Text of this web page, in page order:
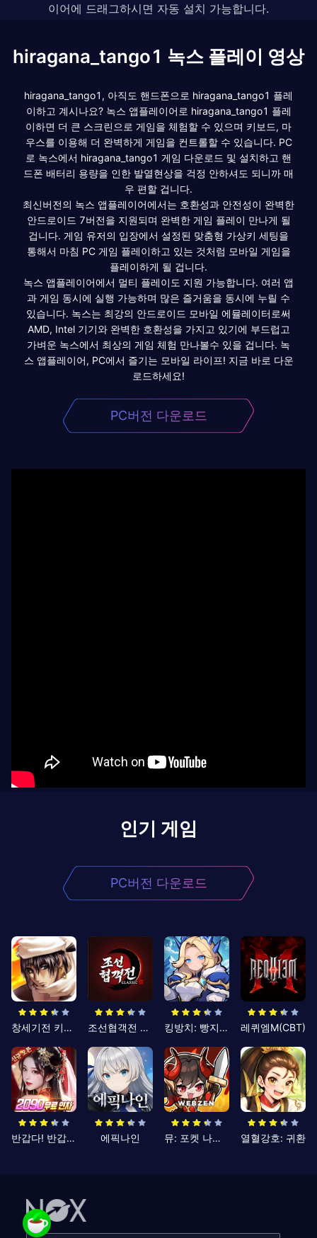
이어에 드래그하시면 자동 설치 가능합니다.
hiragana_tango1 녹스 플레이 영상
hiragana_tango1, 아직도 핸드폰으로 hiragana_tango1 플레
이하고 계시나요? 녹스 앱플레이어로 hiragana_tango1 플레
이하면 더 큰 스크린으로 게임을 체험할 수 있으며 키보드, 마
우스를 이용해 더 완벽하게 게임을 컨트롤할 수 있습니다. PC
로 녹스에서 hiragana_tango1 게임 다운로드 및 설치하고 핸
드폰 배터리 용량을 인한 발열현상을 걱정 안하셔도 되니까 매
우 편할 겁니다.
최신버전의 녹스 앱플레이어에서는 호환성과 안전성이 완벽한
안드로이드 7버전을 지원되며 완벽한 게임 플레이 만나게 될
겁니다. 게임 유저의 입장에서 설정된 맞춤형 가상키 세팅을
통해서 마침 PC 게임 플레이하고 있는 것처럼 모바일 게임을
플레이하게 될 겁니다.
녹스 앱플레이어에서 멀티 플레이도 지원 가능합니다. 여러 앱
과 게임 동시에 실행 가능하며 많은 즐거움을 동시에 누릴 수
있습니다. 녹스는 최강의 안드로이드 모바일 에뮬레이터로써
AMD, Intel 기기와 완벽한 호환성을 가지고 있기에 부드럽고
가벼운 녹스에서 최상의 게임 체험 만나볼수 있을 겁니다. 녹
스 앱플레이어, PC에서 즐기는 모바일 라이프! 지금 바로 다운
로드하세요!
PC버전 다운로드
인기 게임
PC버전 다운로드
창세기전 키우기 조선협객전 클래식 킹방치: 빵지의 제왕 레퀴엠M(CBT)
반갑다! 반갑삼국지 에픽나인 뮤: 포켓 나이츠 열혈강호: 귀환